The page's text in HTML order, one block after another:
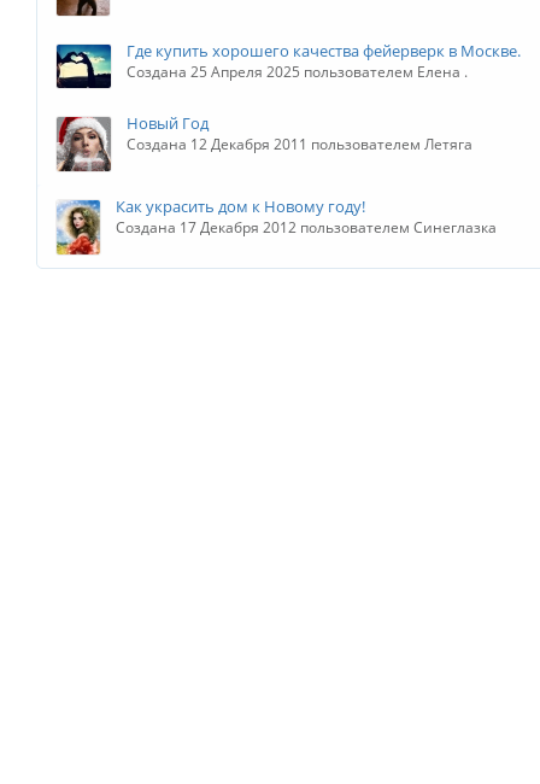
Где купить хорошего качества фейерверк в Москве.
Создана 25 Апреля 2025 пользователем Елена .
Новый Год
Создана 12 Декабря 2011 пользователем Летяга
Как украсить дом к Новому году!
Создана 17 Декабря 2012 пользователем Синеглазка